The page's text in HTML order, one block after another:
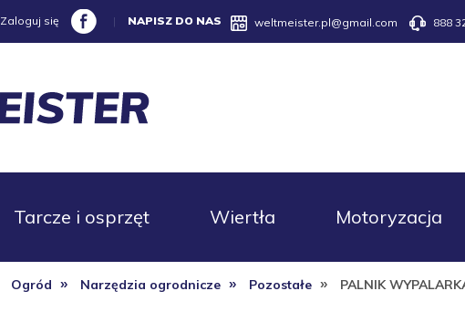
weltmeister.pl@gmail.com 888
Zaloguj się | NAPISZ DO NAS
Tarcze i osprzęt Wiertła Motoryzacja
Ogród » Narzędzia ogrodnicze » Pozostałe » PALNIK